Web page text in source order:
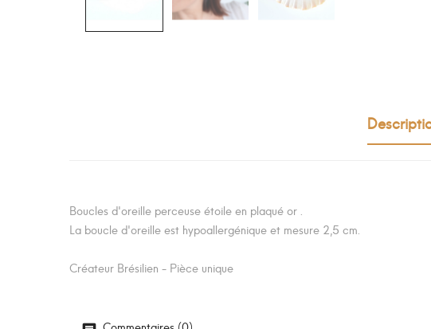
Boucles d'oreille perceuse étoile en plaqué or .
La boucle d'oreille est hypoallergénique et mesure 2,5 cm.
Créateur Brésilien - Pièce unique